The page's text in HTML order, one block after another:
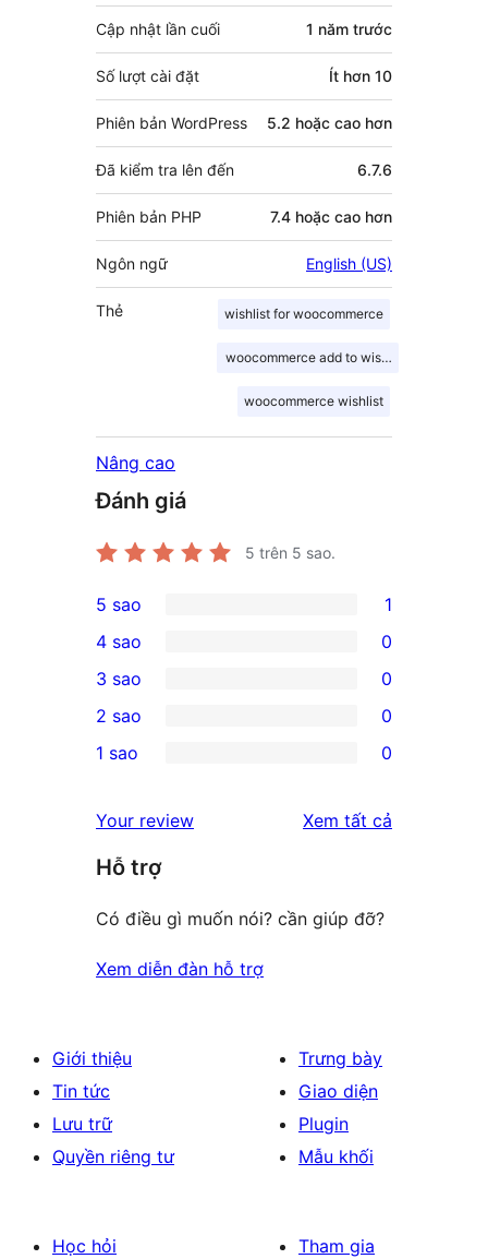
Cập nhật lần cuối 1 năm trước
Số lượt cài đặt Ít hơn 10
Phiên bản WordPress 5.2 hoặc cao hơn
Đã kiểm tra lên đến 6.7.6
Phiên bản PHP 7.4 hoặc cao hơn
Ngôn ngữ English (US)
Thẻ wishlist for woocommerce
woocommerce add to wishlist
woocommerce wishlist
Nâng cao
Đánh giá
5 trên 5 sao.
1
5-
star
review
5 sao 1
4-
star
reviews
4 sao 0
0
3-
star
3 sao 0
2-
reviews
2 sao 0
star
reviews
1 sao 0
Your review Xem tất cả
Hỗ trợ
Có điều gì muốn nói? cần giúp đỡ?
Xem diễn đàn hỗ trợ
Giới thiệu
Tin tức
Lưu trữ
Quyền riêng tư
Trưng bày
Giao diện
Plugin
Mẫu khối
Học hỏi
Tham gia